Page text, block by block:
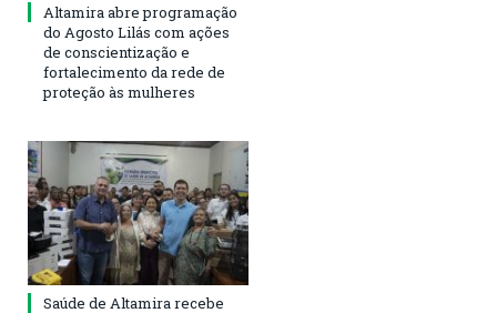
Altamira abre programação
do Agosto Lilás com ações
de conscientização e
fortalecimento da rede de
proteção às mulheres
Saúde de Altamira recebe